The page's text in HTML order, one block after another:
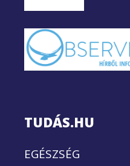
TUDÁS.HU
EGÉSZSÉG